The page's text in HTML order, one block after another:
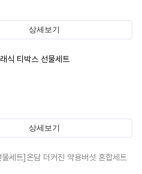
상세보기
식 티박스 선물세트
상세보기
물세트]온담 더커진 약용버섯 혼합세트